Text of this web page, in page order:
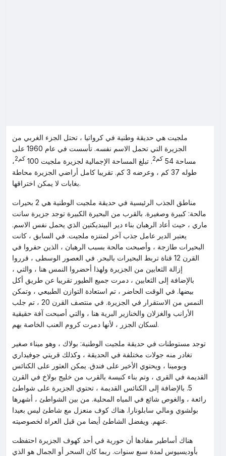
ملجيت هي حديقة وطنية في كرواتيا ، تحتل الجزء الغربي من
الجزيرة التي تحمل الاسم نفسه. تأسست في عام 1960 على
مساحة 54
كم2 . تبلغ المساحة الإجمالية لجزيرة ملجيت 100 كم2
،
طوله 37 كم ، وعرضه 3 كم. تقريبا كامل أراضي الجزيرة محاطة
بغابات لا يمكن اختراقها.
مناطق الجذب الرئيسية في حديقة ملجيت الوطنية هي 2 بحيرات
مالحة: كبيرة وصغيرة. بالقرب من البحيرة الكبيرة توجد جزيرة سانت
ماري ، حيث أعاد الرهبان بناء دير البينديكتين الذي يحمل نفس الاسم.
يعتبر الدير عامل جذب آخر لمتنزه ملجيت. في السابق ، كانت
البحيرات طازجة ، وأصبحت مالحة بسبب الرهبان ، الذين حفروا في
القرن 12 قناة تربط البحيرات بالبحر. في العصور الوسطى ، قرروا
إزالة الثعابين من الجزيرة ولهذا أحضروا النمس هنا ، والتي ،
بالإضافة إلى الثعابين ، دمرت جميع الطيور تقريبا عن طريق أكل
بيضها. في الوقت الحاضر ، تم استعادة التوازن الطبيعي ، وتمكن
النمس من الاستقرار في الجزيرة. في منتصف القرن 20 ، تم جلب
الأرانب والغزلان والخنازير البرية هنا ، والتي أصبحت آفة حقيقية
لسكان الجزر ، لأنها دمرت كروم العنب الخاصة بهم.
توجد مستوطنات في حديقة ملجيت الوطنية: بولاك ، وهو ميناء صغير
تغادر منه جولات مختلفة في الحديقة ، وكذلك قريتي جوفيداري
وبومينا ، ويحتوي الأخير على فندق. يمكن العثور على الكنائس
القديمة في القرى ، وتم بناء كنيسة بالقرب من خليج بولاخ في القرن
5. بالإضافة إلى الكنائس القديمة ، تحتوي الجزيرة على شواطئ
رائعة ، والغوص شائع في المياه المحلية. من بين الشواطئ ، أشهرها
بولشوي ومالي سابلونارا. هناك كوف منعزل مع شاطئ ليس بعيدا
عنهم. ويفضل الشاطئ أيضا من قبل العراة لخصوصيته.
هناك أساطير مفادها أن حورية في أحد كهوف الجزيرة احتفظت
بأوديسيوس لمدة سبع سنوات. ربما كان السحر أو الجمال هو الذي